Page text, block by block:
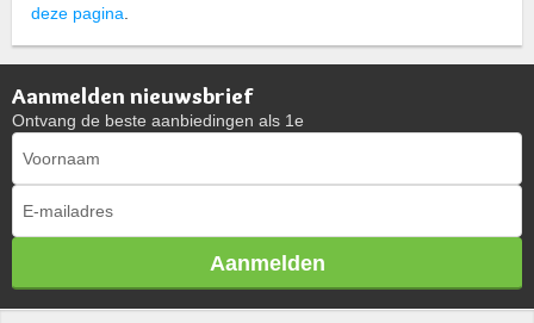
deze pagina.
Aanmelden nieuwsbrief
Ontvang de beste aanbiedingen als 1e
Aanmelden